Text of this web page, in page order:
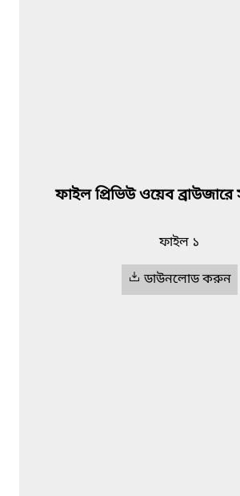
ফাইল প্রিভিউ ওয়েব ব্রাউজারে
ফাইল ১
ডাউনলোড করুন